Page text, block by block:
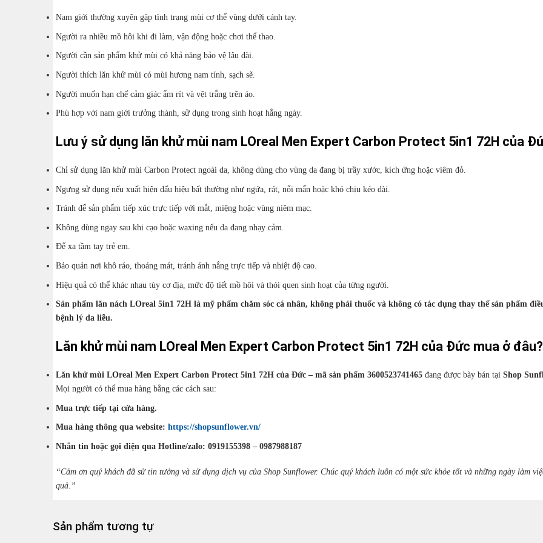
Nam giới thường xuyên gặp tình trạng mùi cơ thể vùng dưới cánh tay.
Người ra nhiều mồ hôi khi đi làm, vận động hoặc chơi thể thao.
Người cần sản phẩm khử mùi có khả năng bảo vệ lâu dài.
Người thích lăn khử mùi có mùi hương nam tính, sạch sẽ.
Người muốn hạn chế cảm giác ẩm rít và vệt trắng trên áo.
Phù hợp với nam giới trưởng thành, sử dụng trong sinh hoạt hằng ngày.
Lưu ý sử dụng lăn khử mùi nam LOreal Men Expert Carbon Protect 5in1 72H của
Chỉ sử dụng lăn khử mùi Carbon Protect ngoài da, không dùng cho vùng da đang bị trầy xước, kích ứng hoặc viêm đỏ.
Ngưng sử dụng nếu xuất hiện dấu hiệu bất thường như ngứa, rát, nổi mẩn hoặc khó chịu kéo dài.
Tránh để sản phẩm tiếp xúc trực tiếp với mắt, miệng hoặc vùng niêm mạc.
Không dùng ngay sau khi cạo hoặc waxing nếu da đang nhạy cảm.
Để xa tầm tay trẻ em.
Bảo quản nơi khô ráo, thoáng mát, tránh ánh nắng trực tiếp và nhiệt độ cao.
Hiệu quả có thể khác nhau tùy cơ địa, mức độ tiết mồ hôi và thói quen sinh hoạt của từng người.
Sản phẩm lăn nách LOreal 5in1 72H là mỹ phẩm chăm sóc cá nhân, không phải thuốc và không có tác dụng thay thế sản phẩm
bệnh lý da liễu.
Lăn khử mùi nam LOreal Men Expert Carbon Protect 5in1 72H của Đức mua ở đâu?
Lăn khử mùi LOreal Men Expert Carbon Protect 5in1 72H của Đức – mã sản phẩm 3600523741465 đang được bày bán tại Shop
Mọi người có thể mua hàng bằng các cách sau:
Mua trực tiếp tại cửa hàng.
Mua hàng thông qua website: https://shopsunflower.vn/
Nhắn tin hoặc gọi điện qua Hotline/zalo: 0919155398 – 0987988187
“Cảm ơn quý khách đã sử tin tưởng và sử dụng dịch vụ của Shop Sunflower. Chúc quý khách luôn có một sức khỏe tốt và những ngày làm
quả.”
Sản phẩm tương tự